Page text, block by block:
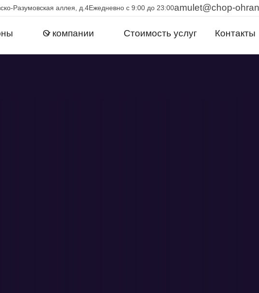
Разумовская аллея, д.4Ежедневно с 9:00 до 23:00amulet@chop-
О компании Стоимость услуг Контакты